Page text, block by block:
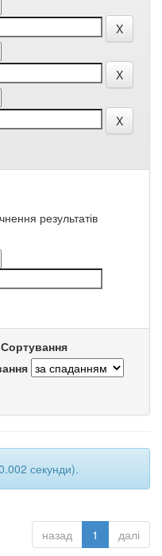
результатів
Сортування
секунди).
назад 1 далі